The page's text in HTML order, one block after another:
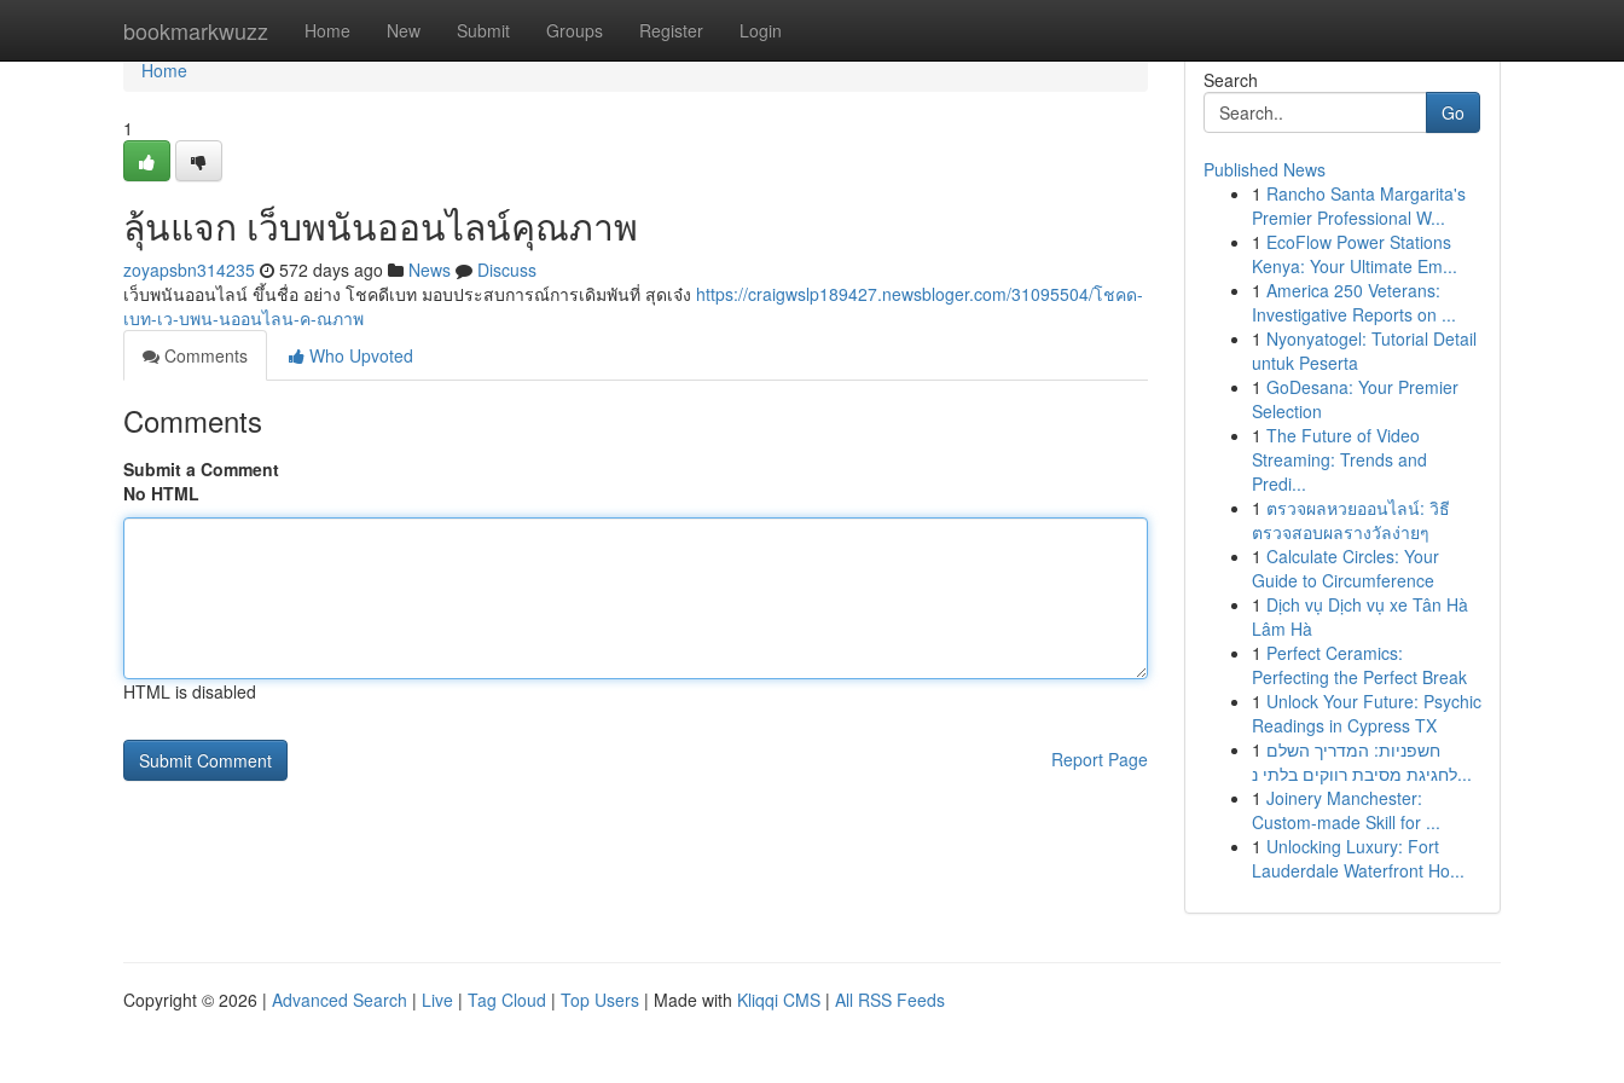
bookmarkwuzz Home New Submit Groups Register Login
Home
Home
1
ลุ้นแจก เว็บพนันออนไลน์คุณภาพ
zoyapsbn314235 572 days ago News
Discuss
เว็บพนันออนไลน์ ขึ้นชื่อ อย่าง โชคดีเบท มอบประสบการณ์การเดิมพันที่ สุดเจ๋ง https://craigwslp189427.newsbloger.com/31095504/โชคด-
เบท-เว-บพน-นออนไลน-ค-ณภาพ
Comments
Who Upvoted
Comments
Submit a Comment
No HTML
HTML is disabled
Report Page
Search
Go
Published News
1 Rancho Santa Margarita's
Premier Professional W...
1 EcoFlow Power Stations
Kenya: Your Ultimate Em...
1 America 250 Veterans:
Investigative Reports on ...
1 Nyonyatogel: Tutorial Detail
untuk Peserta
1 GoDesana: Your Premier
Selection
1 The Future of Video
Streaming: Trends and
Predi...
1 ตรวจผลหวยออนไลน์: วิธี
ตรวจสอบผลรางวัลง่ายๆ
1 Calculate Circles: Your
Guide to Circumference
1 Dịch vụ Dịch vụ xe Tân Hà
Lâm Hà
1 Perfect Ceramics:
Perfecting the Perfect Break
1 Unlock Your Future: Psychic
Readings in Cypress TX
1 חשפניות: המדריך השלם
לחגיגת מסיבת רווקים בלתי נ...
1 Joinery Manchester:
Custom-made Skill for ...
1 Unlocking Luxury: Fort
Lauderdale Waterfront Ho...
Copyright © 2026 | Advanced Search | Live | Tag Cloud | Top Users | Made with Kliqqi CMS | All RSS Feeds